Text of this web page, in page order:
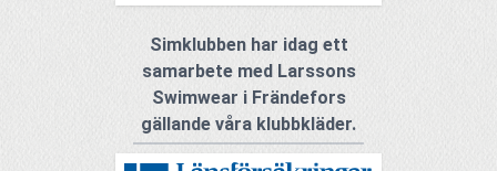
Simklubben har idag ett
samarbete med Larssons
Swimwear i Frändefors
gällande våra klubbkläder.